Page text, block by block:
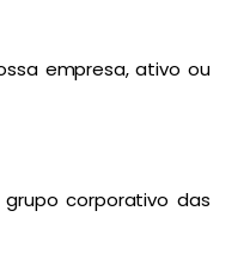
empresa, ativo ou
corporativo das